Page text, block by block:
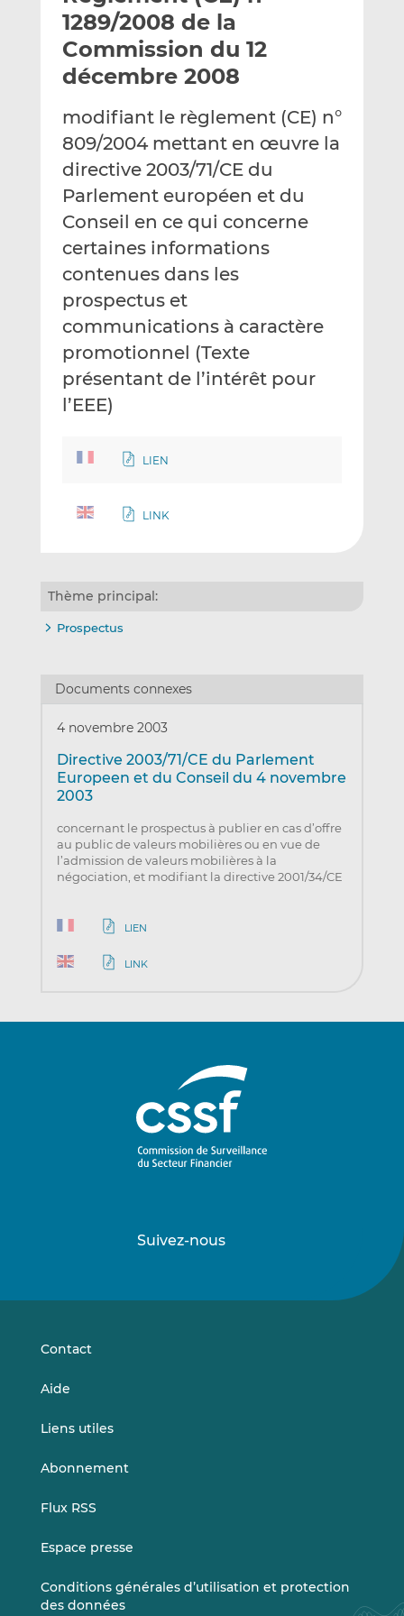
e
r
p
a
e
m
a
l
g
e
r
s
r
L
i
n
k
e
d
n
g
e
s
r
F
a
c
e
b
o
k
1289/2008 de la
Commission du 12
décembre 2008
modifiant le règlement (CE) n°
809/2004 mettant en œuvre la
directive 2003/71/CE du
Parlement européen et du
Conseil en ce qui concerne
certaines informations
contenues dans les
prospectus et
communications à caractère
promotionnel (Texte
présentant de l’intérêt pour
l’EEE)
LIEN
LINK
Thème principal:
Prospectus
Documents connexes
4 novembre 2003
Directive 2003/71/CE du Parlement
Europeen et du Conseil du 4 novembre
2003
concernant le prospectus à publier en cas d’offre
au public de valeurs mobilières ou en vue de
l’admission de valeurs mobilières à la
négociation, et modifiant la directive 2001/34/CE
LIEN
LINK
Suivez-nous
sursur
Contact
Aide
Liens utiles
Abonnement
Flux RSS
Espace presse
Conditions générales d’utilisation et protection
des données